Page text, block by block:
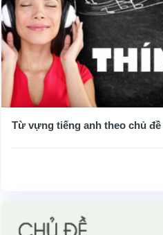
Từ vựng tiếng anh theo chủ